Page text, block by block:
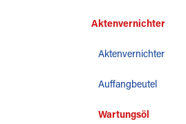
Aktenvernichter
Aktenvernichter
Auffangbeutel
Wartungsöl